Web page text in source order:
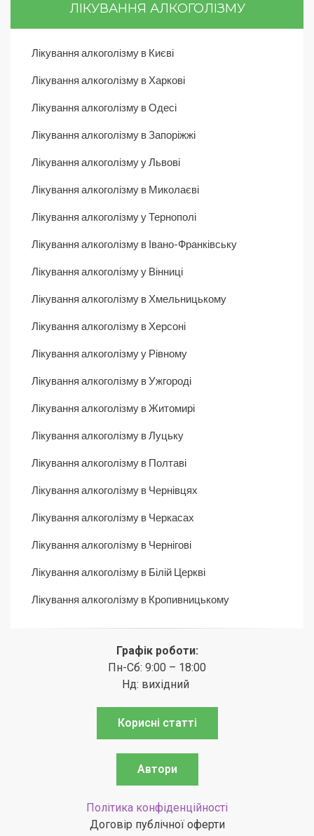
ЛІКУВАННЯ АЛКОГОЛІЗМУ
Лікування алкоголізму в Києві
Лікування алкоголізму в Харкові
Лікування алкоголізму в Одесі
Лікування алкоголізму в Запоріжжі
Лікування алкоголізму у Львові
Лікування алкоголізму в Миколаєві
Лікування алкоголізму у Тернополі
Лікування алкоголізму в Івано-Франківську
Лікування алкоголізму у Вінниці
Лікування алкоголізму в Хмельницькому
Лікування алкоголізму в Херсоні
Лікування алкоголізму у Рівному
Лікування алкоголізму в Ужгороді
Лікування алкоголізму в Житомирі
Лікування алкоголізму в Луцьку
Лікування алкоголізму в Полтаві
Лікування алкоголізму в Чернівцях
Лікування алкоголізму в Черкасах
Лікування алкоголізму в Чернігові
Лікування алкоголізму в Білій Церкві
Лікування алкоголізму в Кропивницькому
Графік роботи:
Пн-Сб: 9:00 – 18:00
Нд: вихідний
Корисні статті
Автори
Політика конфіденційності
Договір публічної оферти